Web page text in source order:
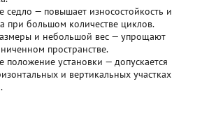
седло — повышает износостойкость и
при большом количестве циклов.
и небольшой вес — упрощают
пространстве.
положение установки — допускается
и вертикальных участках